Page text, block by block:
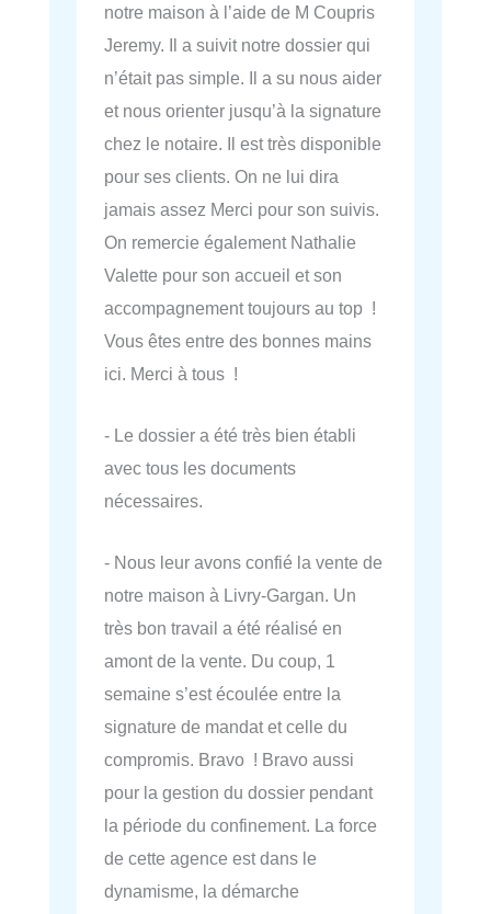
notre maison à l’aide de M Coupris
Jeremy. Il a suivit notre dossier qui
n’était pas simple. Il a su nous aider
et nous orienter jusqu’à la signature
chez le notaire. Il est très disponible
pour ses clients. On ne lui dira
jamais assez Merci pour son suivis.
On remercie également Nathalie
Valette pour son accueil et son
accompagnement toujours au top !
Vous êtes entre des bonnes mains
ici. Merci à tous !
- Le dossier a été très bien établi
avec tous les documents
nécessaires.
- Nous leur avons confié la vente de
notre maison à Livry-Gargan. Un
très bon travail a été réalisé en
amont de la vente. Du coup, 1
semaine s’est écoulée entre la
signature de mandat et celle du
compromis. Bravo ! Bravo aussi
pour la gestion du dossier pendant
la période du confinement. La force
de cette agence est dans le
dynamisme, la démarche